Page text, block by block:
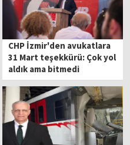
CHP İzmir'den avukatlara
31 Mart teşekkürü: Çok yol
aldık ama bitmedi